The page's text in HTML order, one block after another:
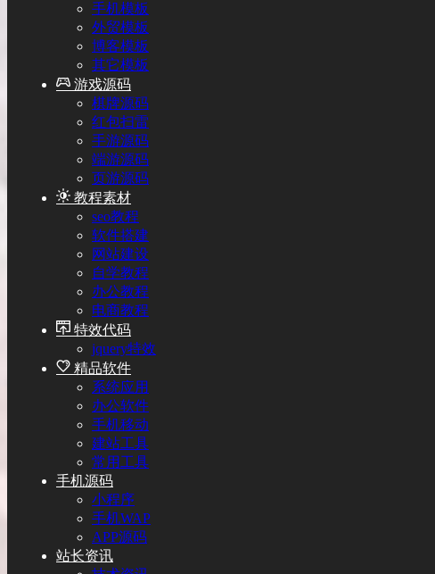
手机模板
外贸模板
博客模板
其它模板
游戏源码
棋牌源码
红包扫雷
手游源码
端游源码
页游源码
教程素材
seo教程
软件搭建
网站建设
自学教程
办公教程
电商教程
特效代码
jquery特效
精品软件
系统应用
办公软件
手机移动
建站工具
常用工具
手机源码
小程序
手机WAP
APP源码
站长资讯